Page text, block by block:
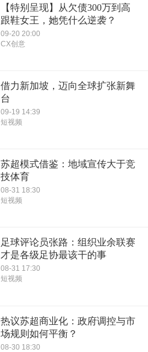
【特别呈现】从欠债300万到高
跟鞋女王，她凭什么逆袭？
09-20 20:00
CX创意
借力新加坡，迈向全球扩张新舞
台
09-19 14:39
短视频
苏超模式借鉴：地域宣传大于竞
技体育
08-31 18:30
短视频
足球评论员张路：组织业余联赛
才是各级足协最该干的事
08-31 17:30
短视频
热议苏超商业化：政府调控与市
场规则如何平衡？
08-30 18:30